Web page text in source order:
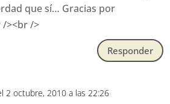
que sí… Gracias por
/><br />
Responder
2 octubre, 2010 a las 22:26